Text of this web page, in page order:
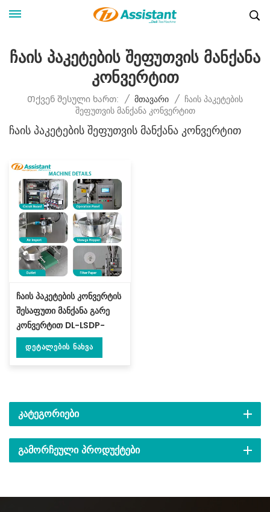
Ჩაის Პაკეტების Შეფუთვის Მანქანა
Კონვერტით
Თქვენ Შესული Ხართ: / Მთავარი / Ჩაის Პაკეტების
Შეფუთვის Მანქანა Კონვერტით
Ჩაის Პაკეტების Შეფუთვის Მანქანა Კონვერტით
ჩაის პაკეტების კონვერტის
შესაფუთი მანქანა გარე
კონვერტით DL-LSDP-
XBW
Დეტალების Ნახვა
ᲙᲐᲢᲔᲒᲝᲠᲘᲔᲑᲘ
ᲒᲐᲛᲝᲠᲩᲔᲣᲚᲘ ᲞᲠᲝᲓᲣᲥᲢᲔᲑᲘ